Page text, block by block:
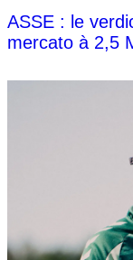
ASSE : le
mercato à 2,5